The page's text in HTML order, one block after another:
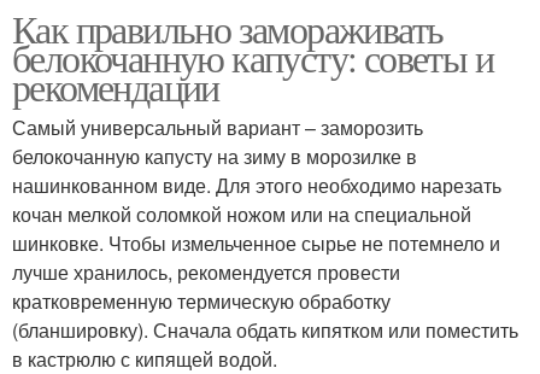
Как правильно замораживать
белокочанную капусту: советы и
рекомендации
Самый универсальный вариант – заморозить
белокочанную капусту на зиму в морозилке в
нашинкованном виде. Для этого необходимо нарезать
кочан мелкой соломкой ножом или на специальной
шинковке. Чтобы измельченное сырье не потемнело и
лучше хранилось, рекомендуется провести
кратковременную термическую обработку
(бланшировку). Сначала обдать кипятком или поместить
в кастрюлю с кипящей водой.